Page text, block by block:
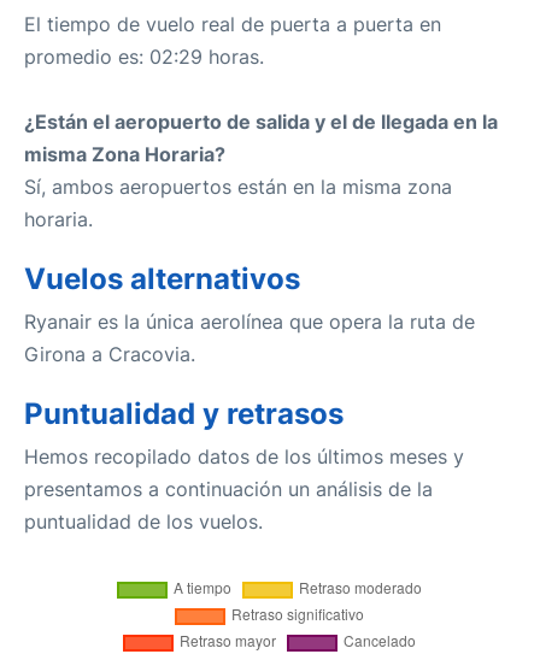
El tiempo de vuelo real de puerta a puerta en
promedio es: 02:29 horas.
¿Están el aeropuerto de salida y el de llegada en la
misma Zona Horaria?
Sí, ambos aeropuertos están en la misma zona
horaria.
Vuelos alternativos
Ryanair es la única aerolínea que opera la ruta de
Girona a Cracovia.
Puntualidad y retrasos
Hemos recopilado datos de los últimos meses y
presentamos a continuación un análisis de la
puntualidad de los vuelos.